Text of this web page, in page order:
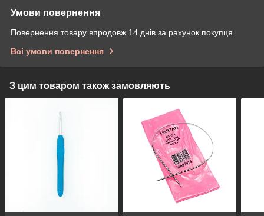
Умови повернення
Повернення товару впродовж 14 днів за рахунок покупця
Всі умови повернення
З цим товаром також замовляють